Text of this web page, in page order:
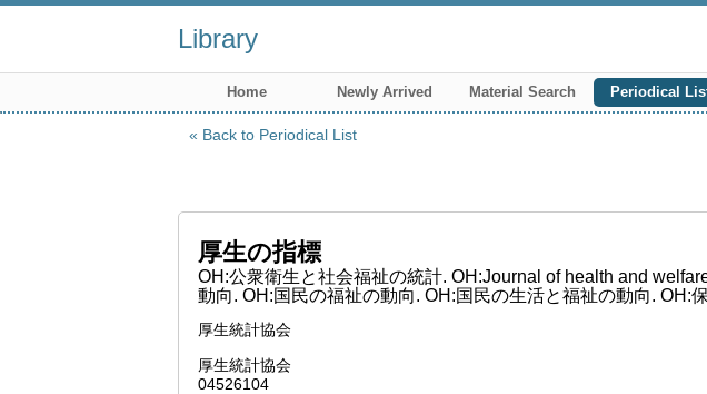
Library
Home Newly Arrived Material Search Periodical
Back to Periodical List
厚生の指標
OH:公衆衛生と社会福祉の統計. OH:Journal of health and
動向. OH:国民の福祉の動向. OH:国民の生活と福祉の動向. OH:
厚生統計協会
厚生統計協会
04526104